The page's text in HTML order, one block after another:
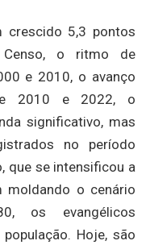
crescido 5,3 pontos
o ritmo de
e 2010, o avanço
2010 e 2022, o
significativo, mas
no período
que se intensificou a
moldando o cenário
os evangélicos
Hoje, são